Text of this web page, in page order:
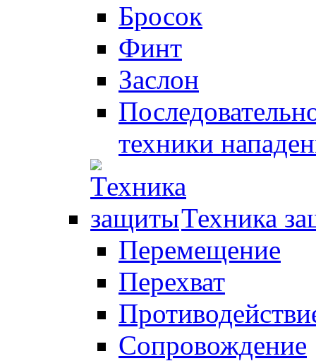
Бросок
Финт
Заслон
техники
Техника
Перемещение
Перехват
Сопровождение